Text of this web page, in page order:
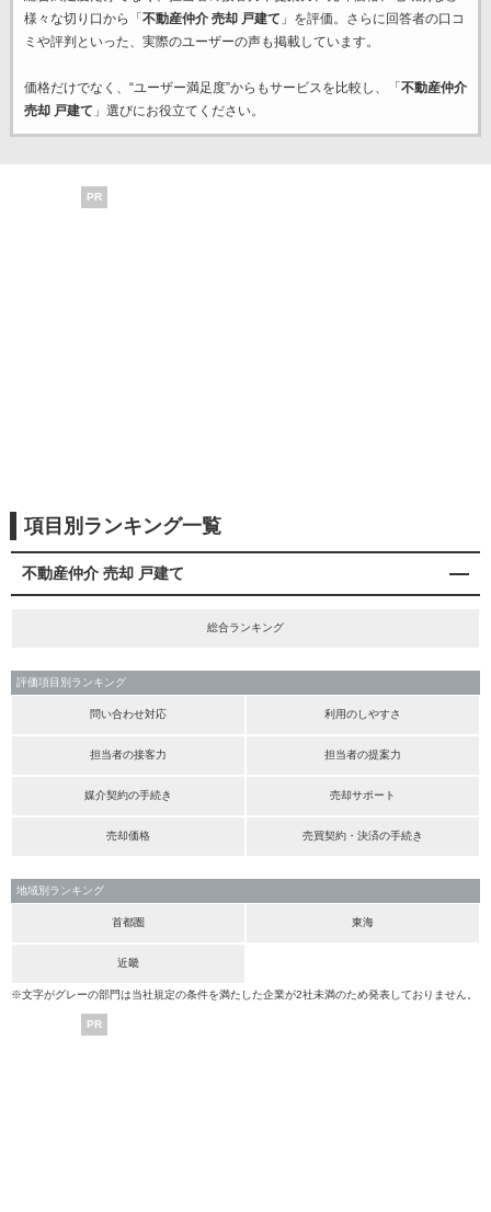
様々な切り口から「 不動産仲介 売却 戸建て 」を評価。さらに回答者の口コ
ミや評判といった、実際のユーザーの声も掲載しています。
価格だけでなく、“ユーザー満足度”からもサービスを比較し、「 不動産仲介
売却 戸建て 」選びにお役立てください。
PR
項目別ランキング一覧
不動産仲介 売却 戸建て
総合ランキング
評価項目別ランキング
問い合わせ対応 利用のしやすさ
担当者の接客力 担当者の提案力
媒介契約の手続き 売却サポート
売却価格 売買契約・決済の手続き
地域別ランキング
首都圏 東海
近畿
※文字がグレーの部門は当社規定の条件を満たした企業が2社未満のため発表しておりません。
PR